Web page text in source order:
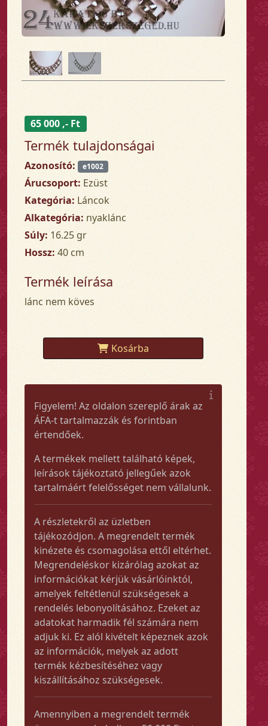
65 000 ,- Ft
Termék tulajdonságai
Azonosító: e1002
Árucsoport: Ezüst
Kategória: Láncok
Alkategória: nyaklánc
Súly: 16.25 gr
Hossz: 40 cm
Termék leírása
lánc nem köves
Kosárba
Figyelem! Az oldalon szereplő árak az
ÁFA-t tartalmazzák és forintban
értendőek.
A termékek mellett található képek,
leírások tájékoztató jellegűek azok
tartalmáért felelősséget nem vállalunk.
A részletekről az üzletben
tájékozódjon. A megrendelt termék
kinézete és csomagolása ettől eltérhet.
Megrendeléskor kizárólag azokat az
információkat kérjük vásárlóinktól,
amelyek feltétlenül szükségesek a
rendelés lebonyolításához. Ezeket az
adatokat harmadik fél számára nem
adjuk ki. Ez alól kivételt képeznek azok
az információk, melyek az adott
termék kézbesítéséhez vagy
kiszállításához szükségesek.
Amennyiben a megrendelt termék